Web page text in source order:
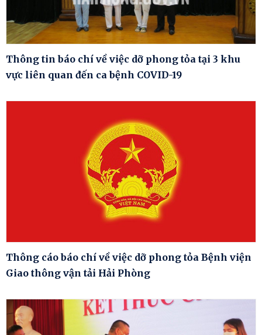
Thông tin báo chí về việc dỡ phong tỏa tại 3 khu
vực liên quan đến ca bệnh COVID-19
Thông cáo báo chí về việc dỡ phong tỏa Bệnh viện
Giao thông vận tải Hải Phòng